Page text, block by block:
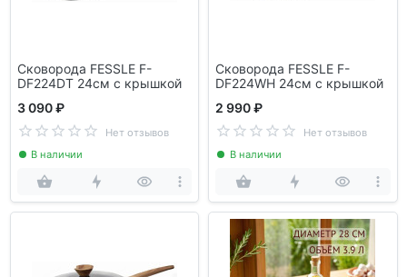
Сковорода FESSLE F-
DF224DT 24см с крышкой
3 090 ₽
Нет отзывов
В наличии
Сковорода FESSLE F-
DF224WH 24см с крышкой
2 990 ₽
Нет отзывов
В наличии